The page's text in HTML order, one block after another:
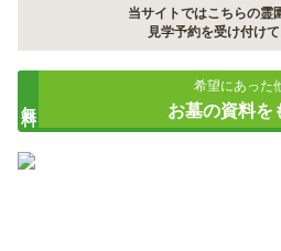
当サイトではこちらの霊
見学予約を受け付け
希望にあった
お墓の資料を